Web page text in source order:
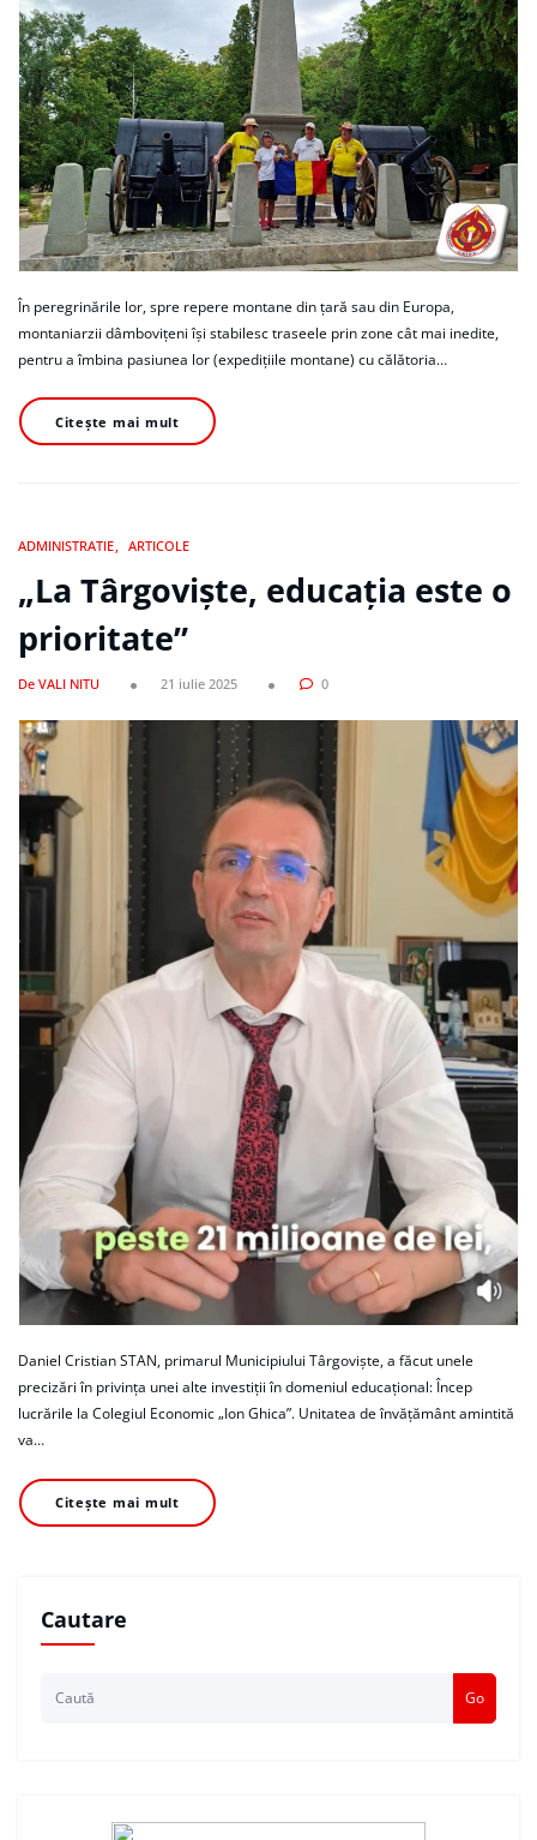
În peregrinările lor, spre repere montane din țară sau din Europa,
montaniarzii dâmbovițeni își stabilesc traseele prin zone cât mai inedite,
pentru a îmbina pasiunea lor (expedițiile montane) cu călătoria…
Citește mai mult
ADMINISTRATIE ARTICOLE
„La Târgoviște, educația este o
prioritate”
De VALI NITU 21 iulie 2025 0
Daniel Cristian STAN, primarul Municipiului Târgoviște, a făcut unele
precizări în privința unei alte investiții în domeniul educațional: Încep
lucrările la Colegiul Economic „Ion Ghica”. Unitatea de învățământ amintită
va…
Citește mai mult
Cautare
Go